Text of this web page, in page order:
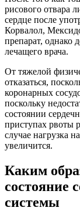
рисового отвара
сердце после
Корвалол,
препарат, однако
лечащего врача.
От тяжелой
отказаться,
коронарных
поскольку
состоянии
приступах рвоты
случае нагрузка
увеличится.
Каким
состояние
системы